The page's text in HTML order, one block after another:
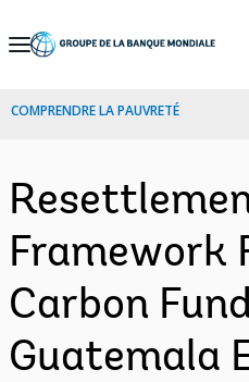
Skip
Navigation
COMPRENDRE LA PAUVRETÉ
Framework
Carbon
Guatemala